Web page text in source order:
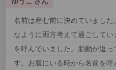
名前は産む前に決めていまし
なように両方考えて過ごして
を呼んでいました。胎動が返
す。お腹にいる時から名前を